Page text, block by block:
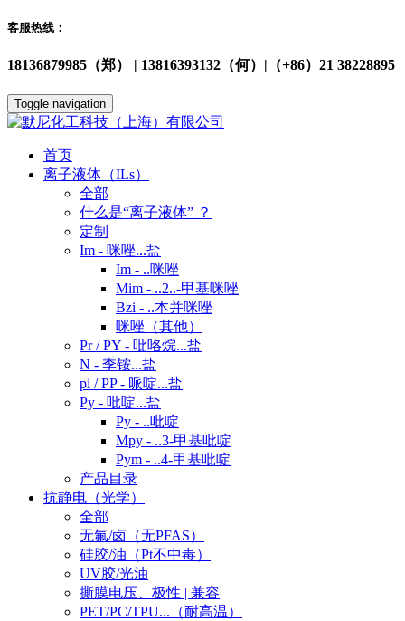
客服热线：
18136879985（郑） | 13816393132（何）|（+86）21 38228895
Toggle navigation
首页
离子液体（ILs）
全部
什么是“离子液体” ？
定制
Im - 咪唑...盐
Im - ..咪唑
Mim - ..2..-甲基咪唑
Bzi - ..本并咪唑
咪唑（其他）
Pr / PY - 吡咯烷...盐
N - 季铵...盐
pi / PP - 哌啶...盐
Py - 吡啶...盐
Py - ..吡啶
Mpy - ..3-甲基吡啶
Pym - ..4-甲基吡啶
产品目录
抗静电（光学）
全部
无氟/卤（无PFAS）
硅胶/油（Pt不中毒）
UV胶/光油
撕膜电压、极性 | 兼容
PET/PC/TPU...（耐高温）